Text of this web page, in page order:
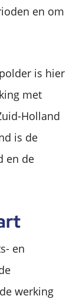
en om
is hier
met
Holland
is de
en de
en
werking